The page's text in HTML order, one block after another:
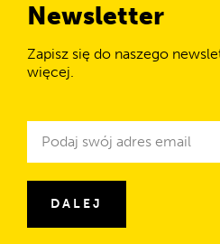
Newsletter
Zapisz się do naszego
więcej.
Newsletter
DALEJ